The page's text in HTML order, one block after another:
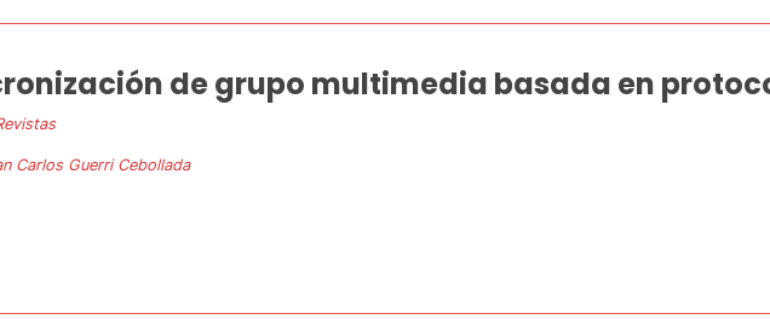
de grupo multimedia basada en
Carlos Guerri Cebollada